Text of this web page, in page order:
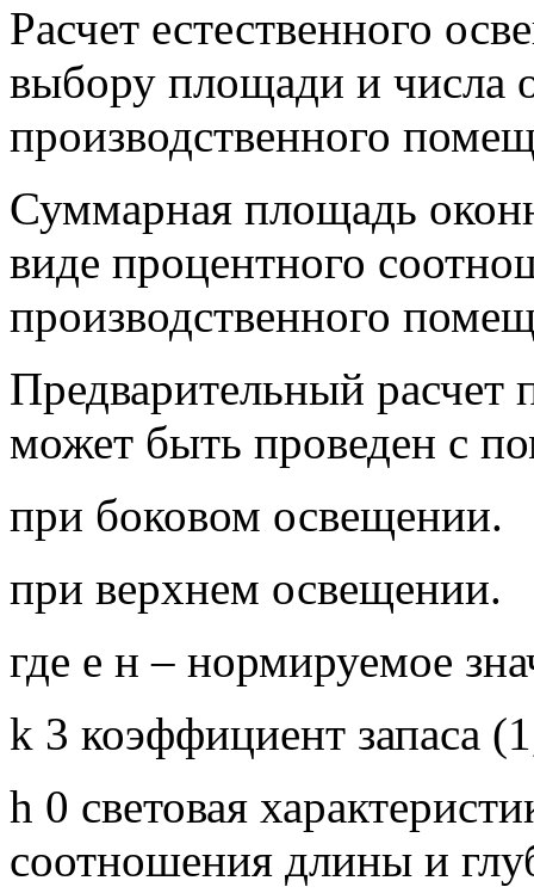
Расчет естественного
выбору площади и числа
производственного
Суммарная площадь
виде процентного
производственного
Предварительный
может быть проведен с
при боковом освещении.
при верхнем освещении.
где е н – нормируемое
k 3 коэффициент запаса
h 0 световая
соотношения длины и